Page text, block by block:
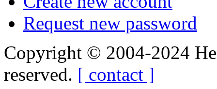
Request new password
Copyright © 2004-2024
reserved. [ contact ]